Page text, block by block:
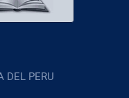
DEL PERU